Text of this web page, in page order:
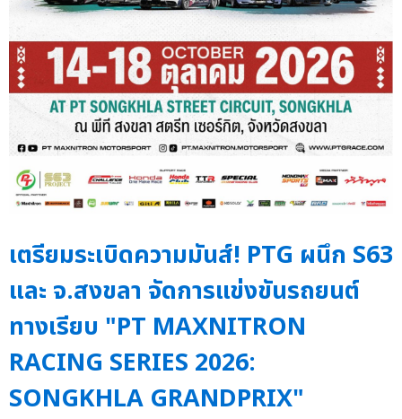
เตรียมระเบิดความมันส์! PTG ผนึก S63
และ จ.สงขลา จัดการแข่งขันรถยนต์
ทางเรียบ "PT MAXNITRON
RACING SERIES 2026:
SONGKHLA GRANDPRIX"